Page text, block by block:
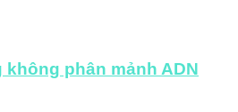
phân mảnh ADN